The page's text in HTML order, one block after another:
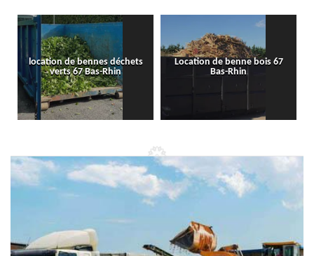
location de bennes déchets
verts 67 Bas-Rhin
Location de benne bois 67
Bas-Rhin